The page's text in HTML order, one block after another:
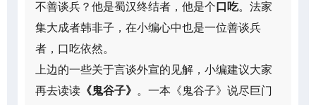
不善谈兵？他是蜀汉终结者，他是个 口吃。法家
集大成者韩非子，在小编心中也是一位善谈兵
者，口吃依然。
上边的一些关于言谈外宣的见解，小编建议大家
再去读读 《鬼谷子》 。一本《鬼谷子》说尽巨门